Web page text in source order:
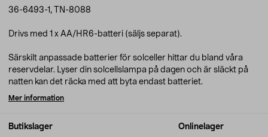
Butikslager Onlinelager
36-6493-1, TN-8088
Drivs med 1 x AA/HR6-batteri (säljs separat).
Särskilt anpassade batterier för solceller hittar du bland våra
reservdelar. Lyser din solcellslampa på dagen och är släckt på
natten kan det räcka med att byta endast batteriet.
Mer information